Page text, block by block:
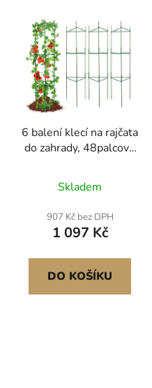
6 balení klecí na rajčata
do zahrady, 48palcové
podpěra, stohovatelná
klec na vysoké rostliny,
pro vyvýšený záhon,
zeleninu, květiny a
popínavé rostliny
Skladem
907 Kč bez DPH
1 097 Kč
DO KOŠÍKU